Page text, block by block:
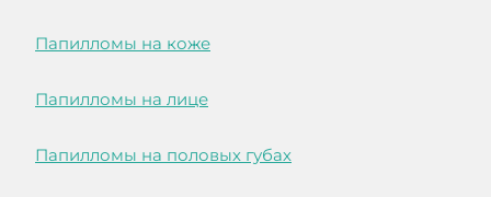
Папилломы на коже
Папилломы на лице
Папилломы на половых губах